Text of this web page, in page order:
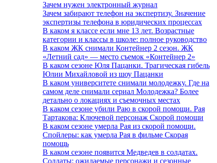
Зачем нужен электронный журнал
Зачем забирают телефон на экспертизу. Значение
экспертизы телефона в юридических процессах
В каком я классе если мне 13 лет. Возрастные
категории и классы в школе: полное руководство
В каком ЖК снимали Контейнер 2 сезон. ЖК
«Летний сад» — место съемок «Контейнер 2»
В каком сезоне Юля Пацанки. Трагическая гибель
Юлии Михайловой из шоу Пацанки
В каком университете снимали молодежку. Где на
самом деле снимали сериал Молодежка? Более
детально о локациях и съемочных местах
В каком сезоне убили Раю в скорой помощи. Рая
Тартакова: Ключевой персонаж Скорой помощи
В каком сезоне умерла Рая из скорой помощи.
Спойлеры: как умерла Рая в фильме Скорая
помощь
В каком сезоне появится Медведев в солдатах.
Солдаты: ожидаемые персонажи и сезонные